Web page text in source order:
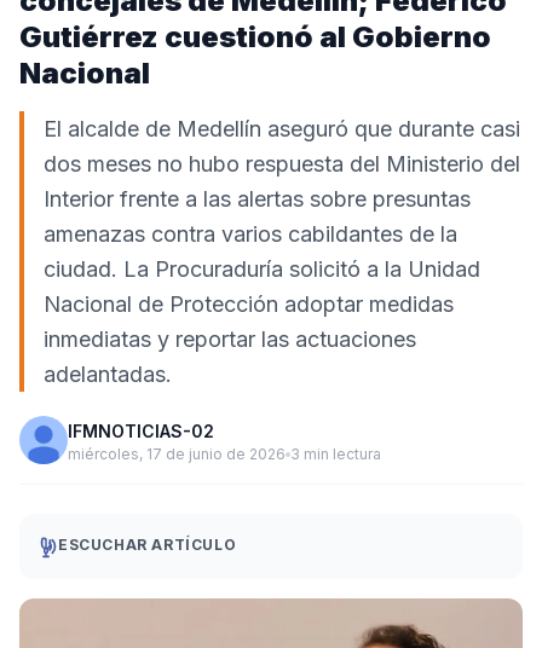
Gutiérrez cuestionó al Gobierno
Nacional
El alcalde de Medellín aseguró que durante casi
dos meses no hubo respuesta del Ministerio del
Interior frente a las alertas sobre presuntas
amenazas contra varios cabildantes de la
ciudad. La Procuraduría solicitó a la Unidad
Nacional de Protección adoptar medidas
inmediatas y reportar las actuaciones
adelantadas.
IFMNOTICIAS-02
miércoles, 17 de junio de 2026 3 min lectura
ESCUCHAR ARTÍCULO